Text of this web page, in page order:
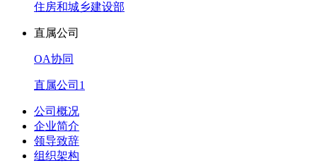
住房和城乡建设部
直属公司
OA协同
直属公司1
公司概况
企业简介
领导致辞
组织架构